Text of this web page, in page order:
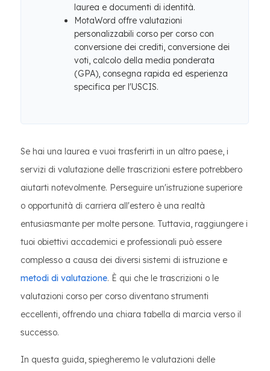
laurea e documenti di identità.
MotaWord offre valutazioni
personalizzabili corso per corso con
conversione dei crediti, conversione dei
voti, calcolo della media ponderata
(GPA), consegna rapida ed esperienza
specifica per l'USCIS.
Se hai una laurea e vuoi trasferirti in un altro paese, i
servizi di valutazione delle trascrizioni estere potrebbero
aiutarti notevolmente. Perseguire un'istruzione superiore
o opportunità di carriera all'estero è una realtà
entusiasmante per molte persone. Tuttavia, raggiungere i
tuoi obiettivi accademici e professionali può essere
complesso a causa dei diversi sistemi di istruzione e
metodi di valutazione. È qui che le trascrizioni o le
valutazioni corso per corso diventano strumenti
eccellenti, offrendo una chiara tabella di marcia verso il
successo.
In questa guida, spiegheremo le valutazioni delle